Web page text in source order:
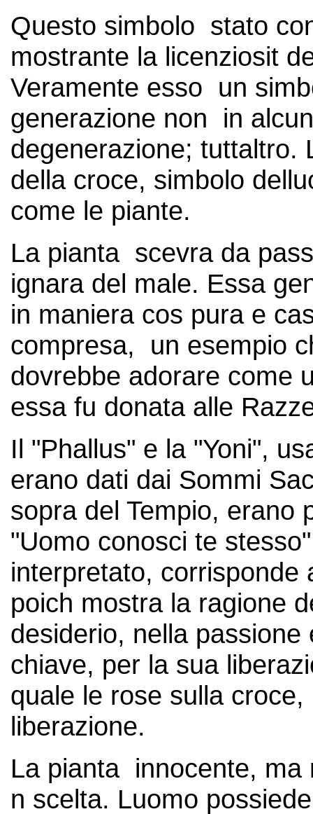
Questo simbolo stato
mostrante la licenziosit
Veramente esso un
generazione non in
degenerazione;
della croce, simbolo
come le piante.
La pianta scevra da
ignara del male. Essa
in maniera cos pura e
compresa, un esempio
dovrebbe adorare come
essa fu donata alle
Il "Phallus" e la "Yoni",
erano dati dai Sommi
sopra del Tempio, erano
"Uomo conosci te
interpretato, corrisponde
poich mostra la ragione
desiderio, nella
chiave, per la sua
quale le rose sulla
liberazione.
La pianta innocente, ma
n scelta. Luomo